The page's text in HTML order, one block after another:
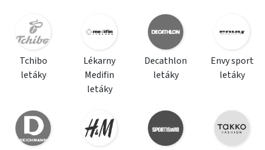
Tchibo
letáky
Lékarny
Medifin
letáky
Decathlon
letáky
Envy sport
letáky